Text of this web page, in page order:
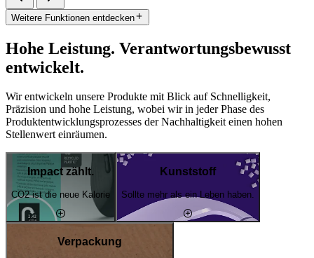
Weitere Funktionen entdecken
Hohe Leistung. Verantwortungsbewusst
entwickelt.
Wir entwickeln unsere Produkte mit Blick auf Schnelligkeit,
Präzision und hohe Leistung, wobei wir in jeder Phase des
Produktentwicklungsprozesses der Nachhaltigkeit einen hohen
Stellenwert einräumen.
Impact zählt.
CO2 ist die neue Kalorie
Kunststoff
Sollte mehr als ein Leben haben.
Verpackung